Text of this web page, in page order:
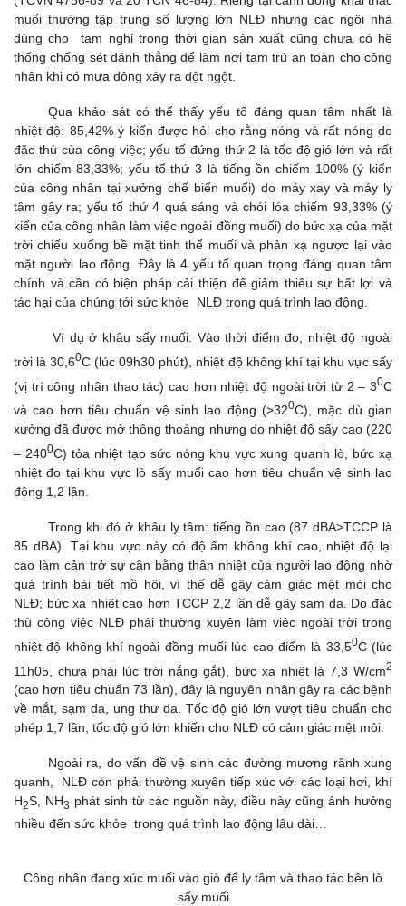
muối thường tập trung số lượng lớn NLĐ nhưng các ngôi nhà
dùng cho tạm nghỉ trong thời gian sản xuất cũng chưa có hệ
thống chống sét đánh thẳng để làm nơi tạm trú an toàn cho công
nhân khi có mưa dông xảy ra đột ngột.
Qua khảo sát có thể thấy yếu tố đáng quan tâm nhất là
nhiệt độ: 85,42% ý kiến được hỏi cho rằng nóng và rất nóng do
đặc thù của công việc; yếu tố đứng thứ 2 là tốc độ gió lớn và rất
lớn chiếm 83,33%; yếu tố thứ 3 là tiếng ồn chiếm 100% (ý kiến
của công nhân tại xưởng chế biến muối) do máy xay và máy ly
tâm gây ra; yếu tố thứ 4 quá sáng và chói lóa chiếm 93,33% (ý
kiến của công nhân làm việc ngoài đồng muối) do bức xạ của mặt
trời chiếu xuống bề mặt tinh thể muối và phản xạ ngược lại vào
mặt người lao động. Đây là 4 yếu tố quan trọng đáng quan tâm
chính và cần có biện pháp cải thiện để giảm thiểu sự bất lợi và
tác hại của chúng tới sức khỏe NLĐ trong quá trình lao động.
Ví dụ ở khâu sấy muối: Vào thời điểm đo, nhiệt độ ngoài
trời là 30,60C (lúc 09h30 phút), nhiệt độ không khí tại khu vực sấy
(vị trí công nhân thao tác) cao hơn nhiệt độ ngoài trời từ 2 – 30C
và cao hơn tiêu chuẩn vệ sinh lao động (>320C), mặc dù gian
xưởng đã được mở thông thoáng nhưng do nhiệt độ sấy cao (220
– 2400C) tỏa nhiệt tạo sức nóng khu vực xung quanh lò, bức xạ
nhiệt đo tại khu vực lò sấy muối cao hơn tiêu chuẩn vệ sinh lao
động 1,2 lần.
Trong khi đó ở khâu ly tâm: tiếng ồn cao (87 dBA>TCCP là
85 dBA). Tại khu vực này có độ ẩm không khí cao, nhiệt độ lại
cao làm cản trở sự cân bằng thân nhiệt của người lao động nhờ
quá trình bài tiết mồ hôi, vì thế dễ gây cảm giác mệt mỏi cho
NLĐ; bức xạ nhiệt cao hơn TCCP 2,2 lần dễ gây sạm da. Do đặc
thù công việc NLĐ phải thường xuyên làm việc ngoài trời trong
nhiệt độ không khí ngoài đồng muối lúc cao điểm là 33,50C (lúc
11h05, chưa phải lúc trời nắng gắt), bức xạ nhiệt là 7,3 W/cm2
(cao hơn tiêu chuẩn 73 lần), đây là nguyên nhân gây ra các bệnh
về mắt, sạm da, ung thư da. Tốc độ gió lớn vượt tiêu chuẩn cho
phép 1,7 lần, tốc độ gió lớn khiến cho NLĐ có cảm giác mệt mỏi.
Ngoài ra, do vấn đề vệ sinh các đường mương rãnh xung
quanh, NLĐ còn phải thường xuyên tiếp xúc với các loại hơi, khí
H2S, NH3 phát sinh từ các nguồn này, điều này cũng ảnh hưởng
nhiều đến sức khỏe trong quá trình lao động lâu dài…
Công nhân đang xúc muối vào giỏ để ly tâm và thao tác bên lò
sấy muối